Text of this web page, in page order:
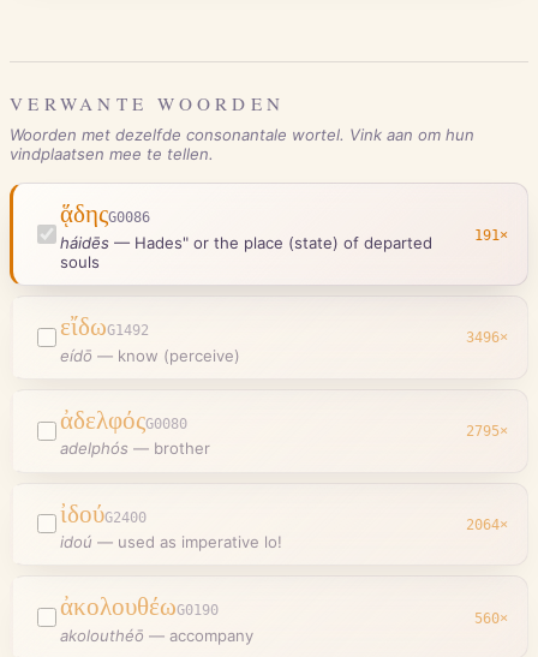
VERWANTE WOORDEN
Woorden met dezelfde consonantale wortel. Vink aan om hun
vindplaatsen mee te tellen.
ᾅδηςG0086
háidēs — Hades" or the place (state) of departed
souls
191 ×
εἴδωG1492
eídō — know (perceive)
3496×
ἀδελφόςG0080
adelphós — brother
2795×
ἰδούG2400
idoú — used as imperative lo!
2064×
ἀκολουθέωG0190
akolouthéō — accompany
560×